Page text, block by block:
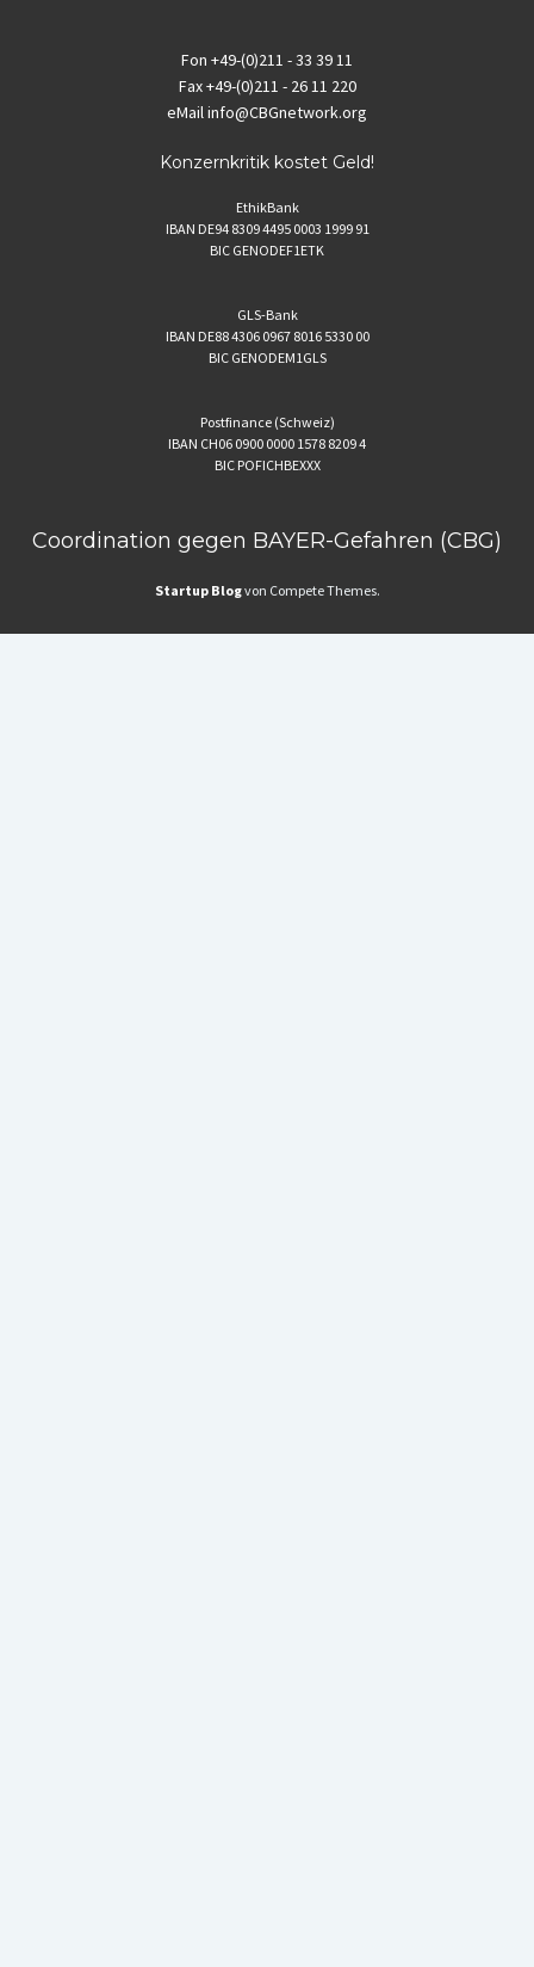
Fon +49-(0)211 - 33 39 11
Fax+49-(0)211 - 26 11 220
eMailinfo@CBGnetwork.org
Konzernkritik kostet Geld!
EthikBank
IBAN DE94 8309 4495 0003 1999 91
BIC GENODEF1ETK
GLS-Bank
IBAN DE88 4306 0967 8016 5330 00
BIC GENODEM1GLS
Postfinance (Schweiz)
IBAN CH06 0900 0000 1578 8209 4
BIC POFICHBEXXX
Coordination gegen BAYER-Gefahren (CBG)
Startup Blogvon Compete Themes.